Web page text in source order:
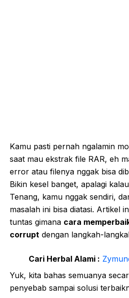
Kamu pasti pernah ngalamin
saat mau ekstrak file RAR, eh
error atau filenya nggak bisa
Bikin kesel banget, apalagi
Tenang, kamu nggak sendiri,
masalah ini bisa diatasi. Artikel
tuntas gimana cara
corrupt dengan langkah-
Cari Herbal Alami :
Yuk, kita bahas semuanya
penyebab sampai solusi